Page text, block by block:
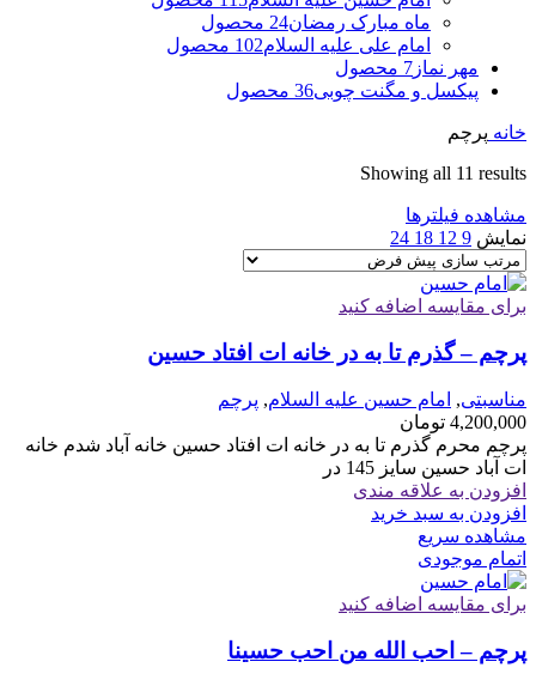
ماه مبارک رمضان24 محصول
امام علی علیه السلام102 محصول
مهر نماز 7 محصول
پیکسل و مگنت چوبی36 محصول
خانه پرچم
Showing all 11 results
مشاهده فیلترها
نمایش 9
12
18
24
برای مقایسه اضافه کنید
پرچم – گذرم تا به در خانه ات افتاد حسین
مناسبتی, امام حسین علیه السلام, پرچم
4,200,000 تومان
پرچم محرم گذرم تا به در خانه ات افتاد حسین خانه آباد شدم خانه
ات آباد حسین سایز 145 در
افزودن به علاقه مندی
افزودن به سبد خرید
مشاهده سریع
اتمام موجودی
برای مقایسه اضافه کنید
پرچم – احب الله من احب حسینا